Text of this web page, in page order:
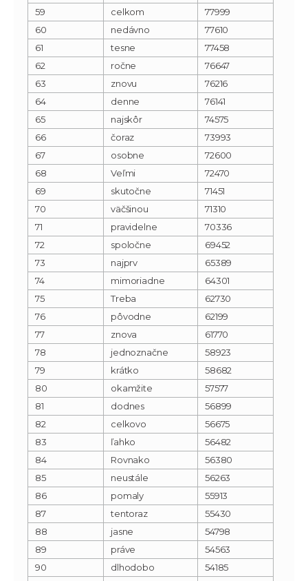
59
celkom
77999
60
nedávno
77610
61
tesne
77458
62
ročne
76647
63
znovu
76216
64
denne
76141
65
najskôr
74575
66
čoraz
73993
67
osobne
72600
68
Veľmi
72470
69
skutočne
71451
70
väčšinou
71310
71
pravidelne
70336
72
spoločne
69452
73
najprv
65389
74
mimoriadne
64301
75
Treba
62730
76
pôvodne
62199
77
znova
61770
78
jednoznačne
58923
79
krátko
58682
80
okamžite
57577
81
dodnes
56899
82
celkovo
56675
83
ľahko
56482
84
Rovnako
56380
85
neustále
56263
86
pomaly
55913
87
tentoraz
55430
88
jasne
54798
89
práve
54563
90
dlhodobo
54185